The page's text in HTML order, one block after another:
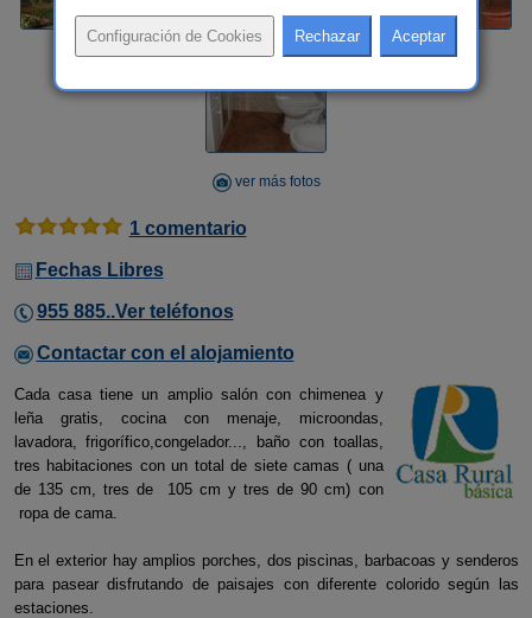
ver más fotos
1 comentario
Fechas Libres
955 885..Ver teléfonos
Contactar con el alojamiento
Cada casa tiene un amplio salón con chimenea y
leña gratis, cocina con menaje, microondas,
lavadora, frigorífico,congelador..., baño con toallas,
tres habitaciones con un total de siete camas ( una
de 135 cm, tres de 105 cm y tres de 90 cm) con
ropa de cama.
En el exterior hay amplios porches, dos piscinas, barbacoas y senderos
para pasear disfrutando de paisajes con diferente colorido según las
estaciones.